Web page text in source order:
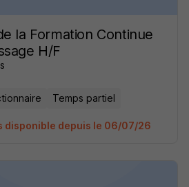
la Formation Continue
H/F
Temps partiel
disponible depuis le 06/07/26